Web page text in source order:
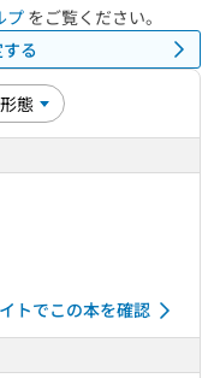
プ をご覧ください。
る
トでこの本を確認